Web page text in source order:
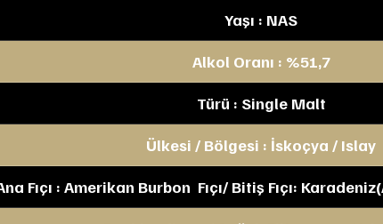
Yaşı : NAS
Alkol Oranı : %51,7
Türü : Single Malt
Ülkesi / Bölgesi : İskoçya / Islay
Fıçı : Amerikan Burbon  Fıçı/ Bitiş Fıçı: